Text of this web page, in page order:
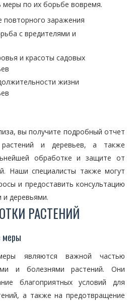
меры по их борьбе вовремя.
повторного заражения
с вредителями и
и красоты садовых
жизни
вы получите подробный отчет
и деревьев, а также
обработке и защите от
Наши специалисты также могут
и предоставить консультацию
и деревьями.
РАСТЕНИЙ
меры
являются важной частью
и болезнями растений. Они
благоприятных условий для
а также на предотвращение